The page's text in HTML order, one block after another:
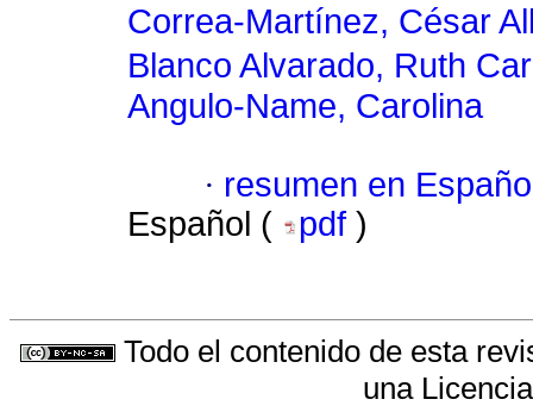
Correa-Martínez, César
Blanco Alvarado, Ruth
Angulo-Name, Carolina
· resumen en
Español (
pdf )
Todo el contenido de esta
una